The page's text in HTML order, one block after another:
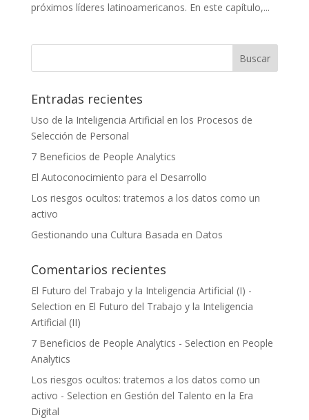
próximos líderes latinoamericanos. En este capítulo,...
Entradas recientes
Uso de la Inteligencia Artificial en los Procesos de
Selección de Personal
7 Beneficios de People Analytics
El Autoconocimiento para el Desarrollo
Los riesgos ocultos: tratemos a los datos como un
activo
Gestionando una Cultura Basada en Datos
Comentarios recientes
El Futuro del Trabajo y la Inteligencia Artificial (I) -
Selection en El Futuro del Trabajo y la Inteligencia
Artificial (II)
7 Beneficios de People Analytics - Selection en People
Analytics
Los riesgos ocultos: tratemos a los datos como un
activo - Selection en Gestión del Talento en la Era
Digital